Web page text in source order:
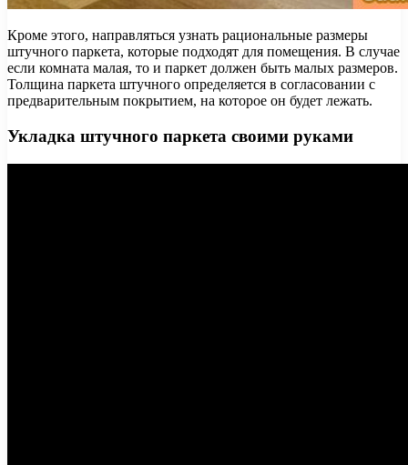
Кроме этого, направляться узнать рациональные размеры
штучного паркета, которые подходят для помещения. В случае
если комната малая, то и паркет должен быть малых размеров.
Толщина паркета штучного определяется в согласовании с
предварительным покрытием, на которое он будет лежать.
Укладка штучного паркета своими руками